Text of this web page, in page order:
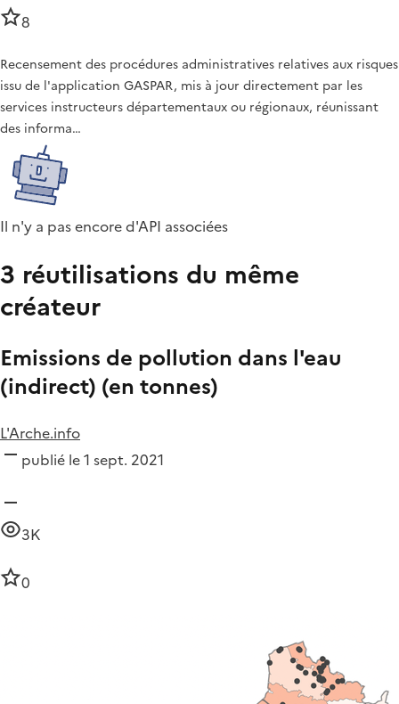
8
Recensement des procédures administratives relatives aux risques
issu de l'application GASPAR, mis à jour directement par les
services instructeurs départementaux ou régionaux, réunissant
des informa…
Il n'y a pas encore d'API associées
3 réutilisations du même
créateur
Emissions de pollution dans l'eau
(indirect) (en tonnes)
L'Arche.info
publié le 1 sept. 2021
3K
0